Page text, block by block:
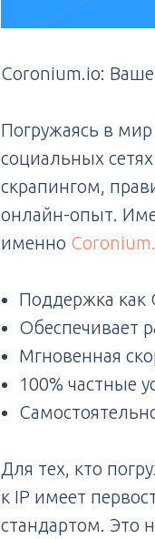
Coronium.io:
Погружаясь в
социальных
скрапингом,
онлайн-опыт.
именно
Поддержка как
Обеспечивает
Мгновенная
100% частные
Для тех, кто
к IP имеет
стандартом. Это